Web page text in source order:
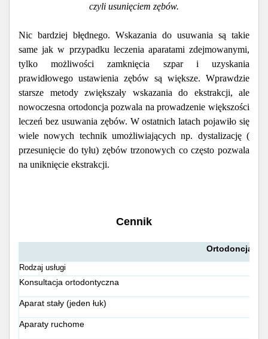
czyli usunięciem zębów.
Nic bardziej błędnego. Wskazania do usuwania są takie
same jak w przypadku leczenia aparatami zdejmowanymi,
tylko możliwości zamknięcia szpar i uzyskania
prawidłowego ustawienia zębów są większe. Wprawdzie
starsze metody zwiększały wskazania do ekstrakcji, ale
nowoczesna ortodoncja pozwala na prowadzenie większości
leczeń bez usuwania zębów. W ostatnich latach pojawiło się
wiele nowych technik umożliwiających np. dystalizację (
przesunięcie do tyłu) zębów trzonowych co często pozwala
na uniknięcie ekstrakcji.
Cennik
Ortodoncja
Rodzaj usługi
Konsultacja ortodontyczna
Aparat stały (jeden łuk)
Aparaty ruchome